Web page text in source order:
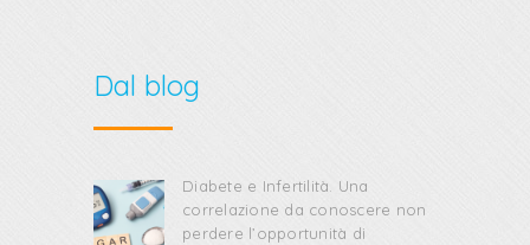
Dal blog
Diabete e Infertilità. Una
correlazione da conoscere non
perdere l’opportunità di